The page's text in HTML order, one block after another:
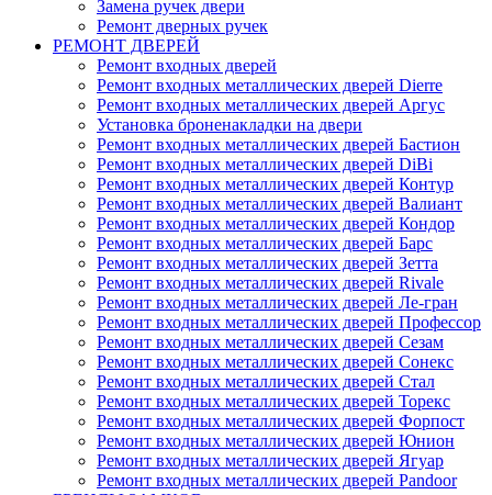
Замена ручек двери
Ремонт дверных ручек
РЕМОНТ ДВЕРЕЙ
Ремонт входных дверей
Ремонт входных металлических дверей Dierre
Ремонт входных металлических дверей Аргус
Установка броненакладки на двери
Ремонт входных металлических дверей Бастион
Ремонт входных металлических дверей DiBi
Ремонт входных металлических дверей Контур
Ремонт входных металлических дверей Валиант
Ремонт входных металлических дверей Кондор
Ремонт входных металлических дверей Барс
Ремонт входных металлических дверей Зетта
Ремонт входных металлических дверей Rivale
Ремонт входных металлических дверей Ле-гран
Ремонт входных металлических дверей Профессор
Ремонт входных металлических дверей Сезам
Ремонт входных металлических дверей Сонекс
Ремонт входных металлических дверей Стал
Ремонт входных металлических дверей Торекс
Ремонт входных металлических дверей Форпост
Ремонт входных металлических дверей Юнион
Ремонт входных металлических дверей Ягуар
Ремонт входных металлических дверей Pandoor